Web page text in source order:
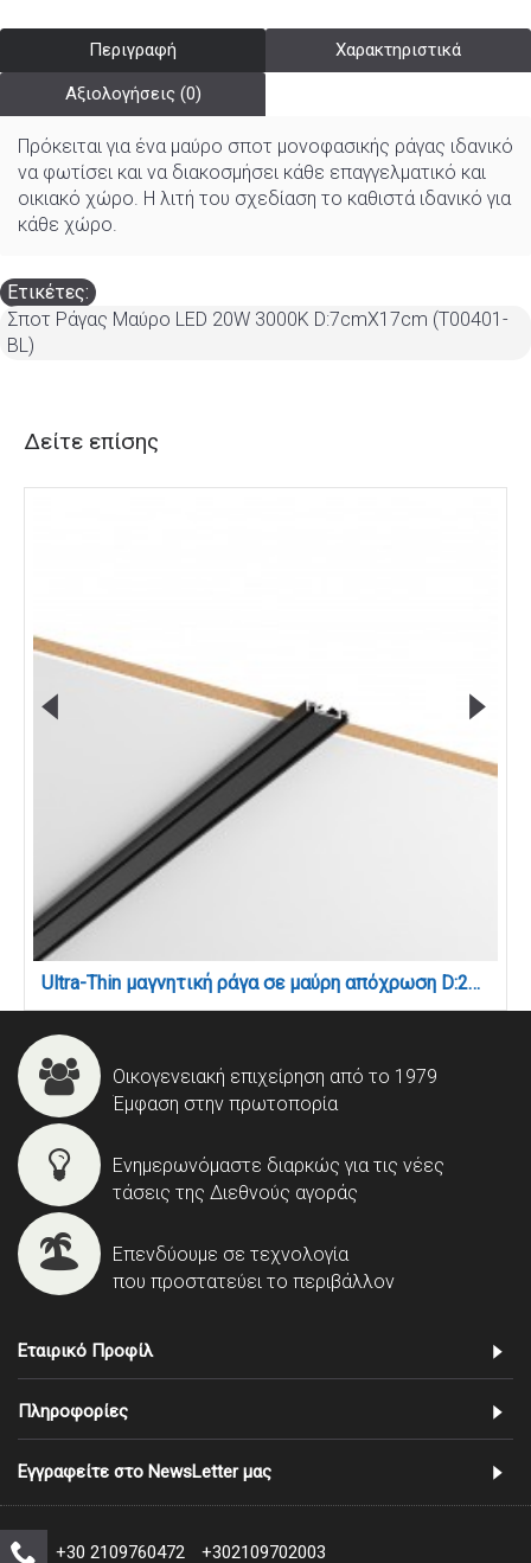
Περιγραφή Χαρακτηριστικά
Αξιολογήσεις (0)
Πρόκειται για ένα μαύρο σποτ μονοφασικής ράγας ιδανικό
να φωτίσει και να διακοσμήσει κάθε επαγγελματικό και
οικιακό χώρο. Η λιτή του σχεδίαση το καθιστά ιδανικό για
κάθε χώρο.
Ετικέτες:
Σποτ Ράγας Μαύρο LED 20W 3000K D:7cmX17cm (T00401-
BL)
Δείτε επίσης
Ultra-Thin μαγνητική ράγα σε μαύρη απόχρωση D:2m (TR008-BL)
Οικογενειακή επιχείρηση από το 1979
Έμφαση στην πρωτοπορία
Ενημερωνόμαστε διαρκώς για τις νέες
τάσεις της Διεθνούς αγοράς
Επενδύουμε σε τεχνολογία
που προστατεύει το περιβάλλον
Εταιρικό Προφίλ
Πληροφορίες
Εγγραφείτε στο NewsLetter μας
+30 2109760472 +302109702003